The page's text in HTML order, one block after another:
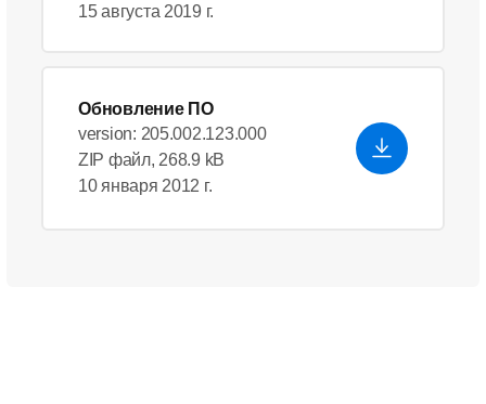
15 августа 2019 г.
Обновление ПО
version: 205.002.123.000
ZIP файл, 268.9 kB
10 января 2012 г.